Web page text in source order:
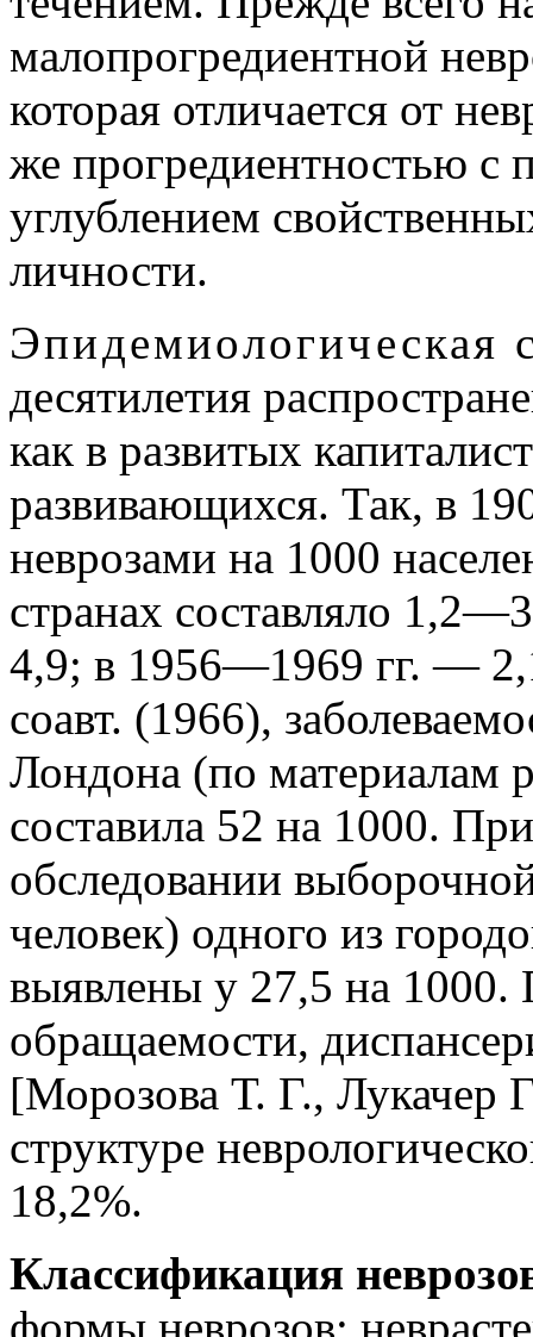
малопрогредиентной
которая отличается от
же прогредиентностью с
углублением
личности.
Эпидемиологическая
десятилетия
как в развитых
развивающихся. Так, в
неврозами на 1000
странах составляло
4,9; в 1956—1969 гг. —
соавт. (1966),
Лондона (по материалам
составила 52 на 1000.
обследовании
человек) одного из
выявлены у 27,5 на
обращаемости,
[Морозова Т. Г., Лукачер
структуре
18,2%.
Классификация
формы неврозов: